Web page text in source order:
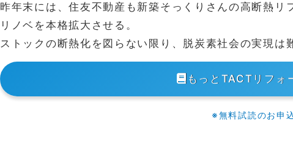
昨年末には、住友不動産も新築そっくりさんの高断熱
リノベを本格拡大させる。
ストックの断熱化を図らない限り、脱炭素社会の実現は
もっとTACTリフォ
※無料試読のお申